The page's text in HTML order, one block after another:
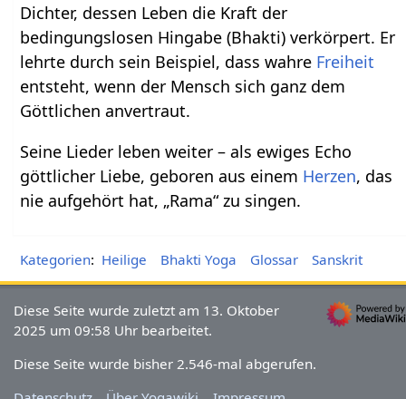
Dichter, dessen Leben die Kraft der
bedingungslosen Hingabe (Bhakti) verkörpert. Er
lehrte durch sein Beispiel, dass wahre Freiheit
entsteht, wenn der Mensch sich ganz dem
Göttlichen anvertraut.
Seine Lieder leben weiter – als ewiges Echo
göttlicher Liebe, geboren aus einem Herzen, das
nie aufgehört hat, „Rama“ zu singen.
Kategorien: Heilige Bhakti Yoga Glossar Sanskrit
Diese Seite wurde zuletzt am 13. Oktober
2025 um 09:58 Uhr bearbeitet.
Diese Seite wurde bisher 2.546-mal abgerufen.